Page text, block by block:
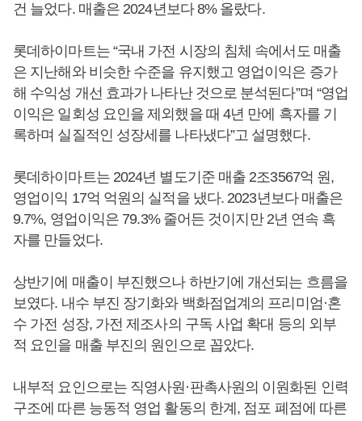
건 늘었다. 매출은 2024년보다 8% 올랐다.
롯데하이마트는 “국내 가전 시장의 침체 속에서도 매출
은 지난해와 비슷한 수준을 유지했고 영업이익은 증가
해 수익성 개선 효과가 나타난 것으로 분석된다”며 “영업
이익은 일회성 요인을 제외했을 때 4년 만에 흑자를 기
록하며 실질적인 성장세를 나타냈다”고 설명했다.
롯데하이마트는 2024년 별도기준 매출 2조3567억 원,
영업이익 17억 억원의 실적을 냈다. 2023년보다 매출은
9.7%, 영업이익은 79.3% 줄어든 것이지만 2년 연속 흑
자를 만들었다.
상반기에 매출이 부진했으나 하반기에 개선되는 흐름을
보였다. 내수 부진 장기화와 백화점업계의 프리미엄·혼
수 가전 성장, 가전 제조사의 구독 사업 확대 등의 외부
적 요인을 매출 부진의 원인으로 꼽았다.
내부적 요인으로는 직영사원·판촉사원의 이원화된 인력
구조에 따른 능동적 영업 활동의 한계, 점포 폐점에 따른